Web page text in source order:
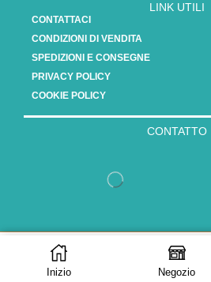
LINK UTILI
CONTATTACI
CONDIZIONI DI VENDITA
SPEDIZIONI E CONSEGNE
PRIVACY POLICY
COOKIE POLICY
CONTATTO
Copyright 2025 - Vasauro srl //
Inizio Negozio